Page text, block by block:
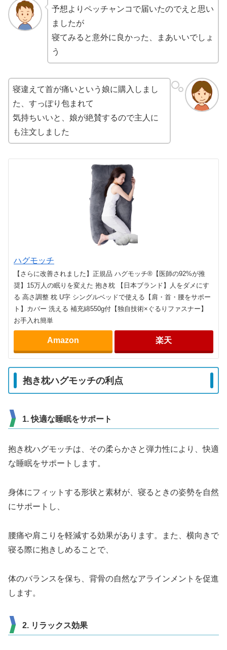
予想よりペッチャンコで届いたのでえと思い
ましたが
寝てみると意外に良かった、まあいいでしょ
う
寝違えて首が痛いという娘に購入しまし
た、すっぽり包まれて
気持ちいいと、娘が絶賛するので主人に
も注文しました
ハグモッチ
【さらに改善されました】正規品 ハグモッチ®【医師の92%が推
奨】15万人の眠りを変えた 抱き枕 【日本ブランド】人をダメにす
る 高さ調整 枕 U字 シングルベッドで使える【肩・首・腰をサポー
ト】カバー 洗える 補充綿550g付【独自技術×ぐるりファスナー】
お手入れ簡単
Amazon 楽天
抱き枕ハグモッチの利点
1. 快適な睡眠をサポート
抱き枕ハグモッチは、その柔らかさと弾力性により、快適
な睡眠をサポートします。
身体にフィットする形状と素材が、寝るときの姿勢を自然
にサポートし、
腰痛や肩こりを軽減する効果があります。また、横向きで
寝る際に抱きしめることで、
体のバランスを保ち、背骨の自然なアラインメントを促進
します。
2. リラックス効果